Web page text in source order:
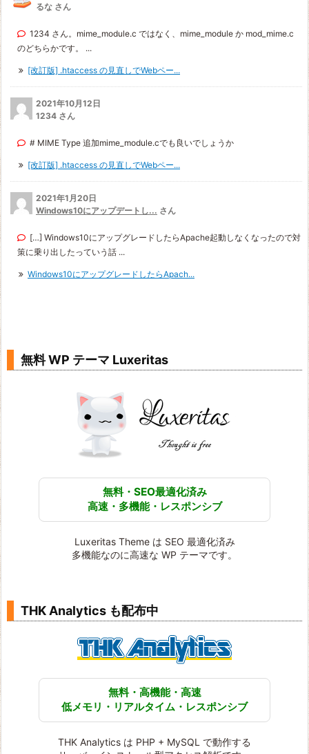
るな さん
1234 さん。mime_module.c ではなく、mime_module か mod_mime.c
のどちらかです。 ...
[改訂版] .htaccess の見直しでWebペー...
2021年10月12日
1234 さん
# MIME Type 追加mime_module.cでも良いでしょうか
[改訂版] .htaccess の見直しでWebペー...
2021年1月20日
Windows10にアップデートし... さん
[…] Windows10にアップグレードしたらApache起動しなくなったので対
策に乗り出したっていう話 ...
Windows10にアップグレードしたらApach...
無料 WP テーマ Luxeritas
無料・SEO最適化済み
高速・多機能・レスポンシブ
Luxeritas Theme は SEO 最適化済み
多機能なのに高速な WP テーマです。
THK Analytics も配布中
無料・高機能・高速
低メモリ・リアルタイム・レスポンシブ
THK Analytics は PHP + MySQL で動作する